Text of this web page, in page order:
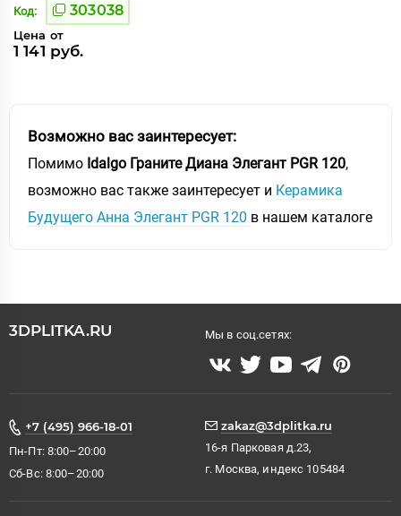
Код: 303038
Цена от
1 141 руб.
Возможно вас заинтересует:
Помимо Idalgo Граните Диана Элегант PGR 120,
возможно вас также заинтересует и Керамика
Будущего Анна Элегант PGR 120 в нашем каталоге
3DPLITKA.RU Мы в соц.сетях:
+7 (495) 966-18-01
Пн-Пт: 8:00–20:00
Сб-Вс: 8:00–20:00
zakaz@3dplitka.ru
16-я Парковая д.23,
г. Москва, индекс 105484